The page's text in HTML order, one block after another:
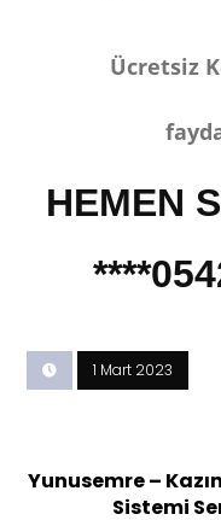
Ücretsiz
HEMEN
1 Mart 2023
Yunusemre –
Sistemi